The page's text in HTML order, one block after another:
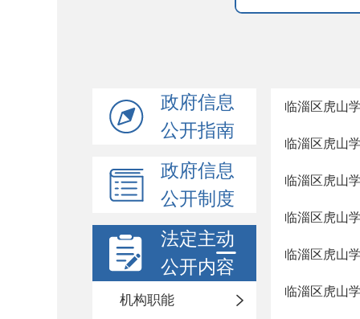
政府信息
公开指南
政府信息
公开制度
法定主动
公开内容
机构职能
临淄区虎山
临淄区虎山
临淄区虎山
临淄区虎山
临淄区虎山
临淄区虎山